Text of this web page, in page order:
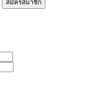
สมัครสมาชิก